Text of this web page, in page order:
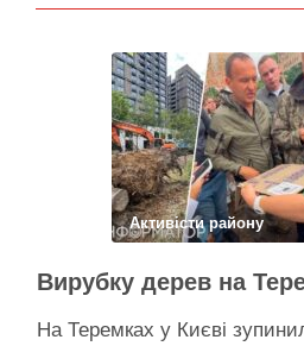
Активісти району
На Теремках у Києві